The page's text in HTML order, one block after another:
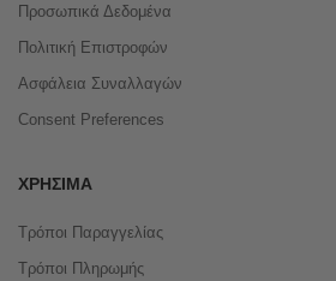
Προσωπικά Δεδομένα
Πολιτική Επιστροφών
Ασφάλεια Συναλλαγών
Consent Preferences
ΧΡΉΣΙΜΑ
Τρόποι Παραγγελίας
Τρόποι Πληρωμής